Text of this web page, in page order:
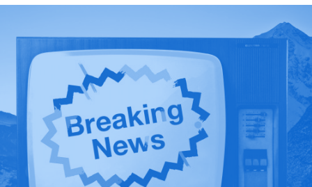
Location.Die Registrierung startet am 6. November über
die SHOPS 1st BASE.Melde deinen Shop frühzeitig an und
sichere dir bis zum 6. Dezember das exklusive Early-Bird-
Angebot. Sei dabei und teste vom 19. bis zum 21. Januar
die neuesten Produkte der über 80 Aussteller!